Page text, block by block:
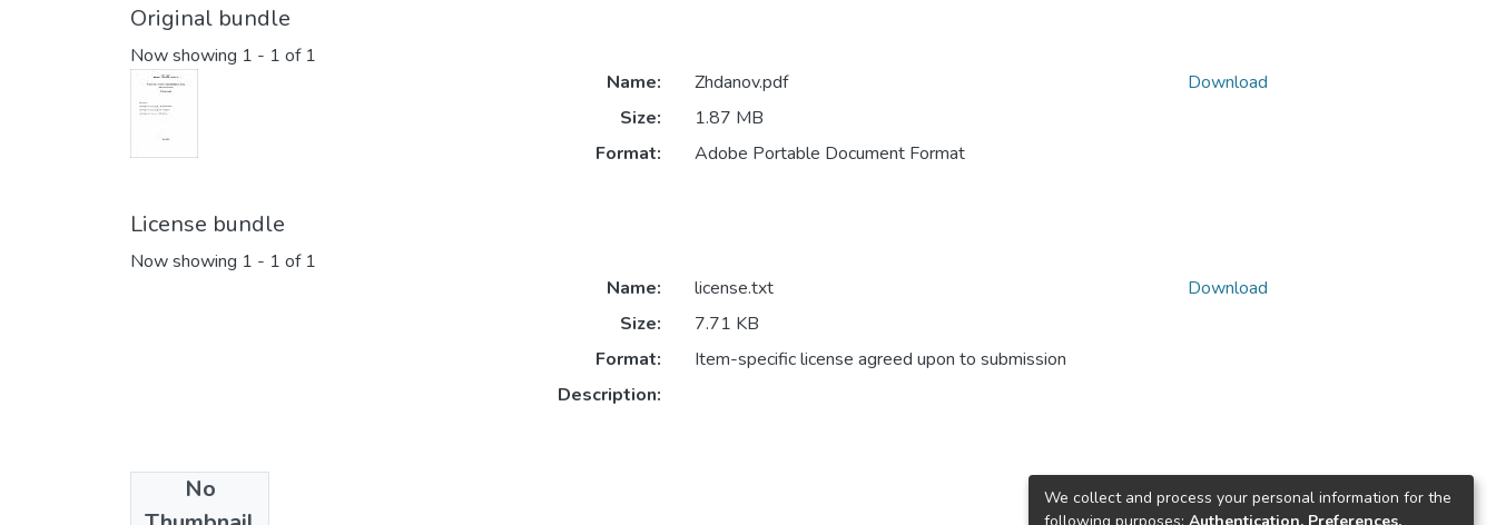
Original bundle
Now showing 1 - 1 of 1
Name:
Zhdanov.pdf
Size:
1.87 MB
Format:
Adobe Portable Document Format
Download
License bundle
Now showing 1 - 1 of 1
No
Name:
license.txt
Size:
7.71 KB
Format:
Item-specific license agreed upon to submission
Description:
Download
Collections
We collect and process your personal information for the